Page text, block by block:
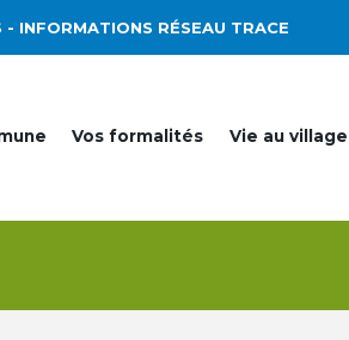
- INFORMATIONS RÉSEAU TRACE
Vos formalités Vie au village